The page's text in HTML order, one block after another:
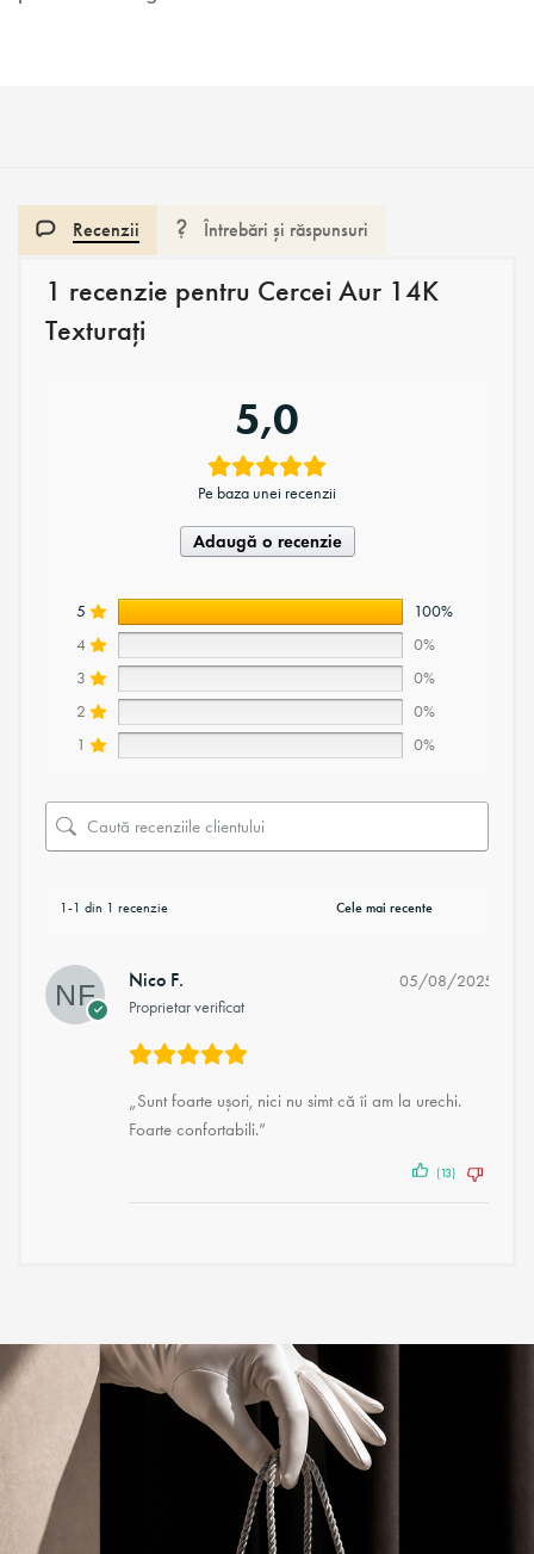
Recenzii Întrebări și răspunsuri
1 recenzie pentru Cercei Aur 14K
Texturați
5,0
Pe baza unei recenzii
Adaugă o recenzie
5
100%
4
0%
3
0%
2
0%
1
0%
1-1 din 1 recenzie
Nico F.
Proprietar verificat
05/08/2025
„Sunt foarte ușori, nici nu simt că îi am la urechi.
Foarte confortabili.”
(13)